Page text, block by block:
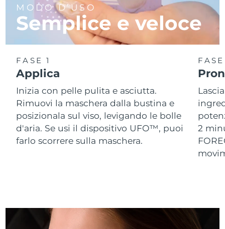
MODO D’USO
Semplice e veloce
FASE 1
Applica
Inizia con pelle pulita e asciutta.
Rimuovi la maschera dalla bustina e
posizionala sul viso, levigando le bolle
d'aria. Se usi il dispositivo UFO™, puoi
farlo scorrere sulla maschera.
2
Slovacchia Consegna stimata8/9/26
Slovenia Consegna stimata8/9/26
Sudafrica 8/17/26
Corea del Sud Consegna stimata 8/11/26
Spagna Consegna stimata 8/9/26
Svezia Consegna stimata 8/9/26
Thailandia Consegna stimata8/13/26